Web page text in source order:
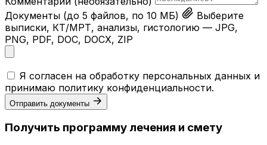
Документы (до 5 файлов, по 10 МБ)
Выберите
выписки, КТ/МРТ, анализы, гистологию — JPG,
PNG, PDF, DOC, DOCX, ZIP
Я согласен на обработку персональных данных и
принимаю политику конфиденциальности.
Отправить документы
Получить программу лечения и смету